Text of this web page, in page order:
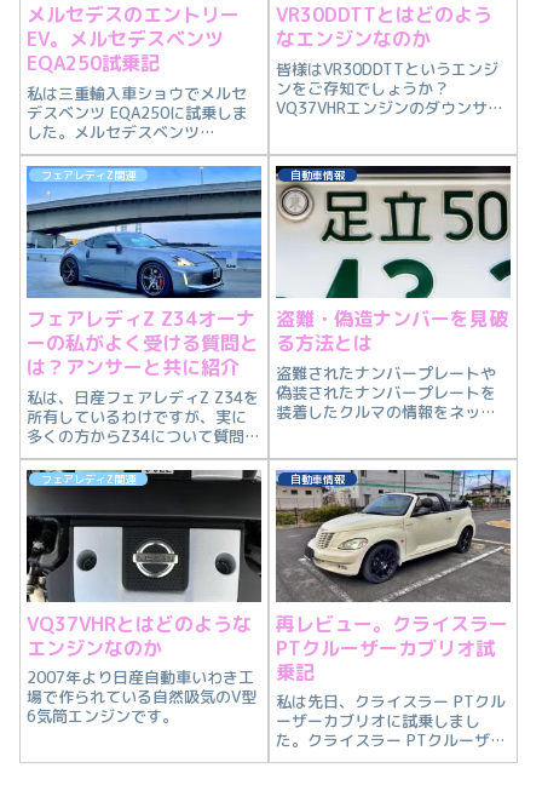
メルセデスのエントリー
EV。メルセデスベンツ
EQA250試乗記
私は三重輸入車ショウでメルセ
デスベンツ EQA250に試乗しま
した。メルセデスベンツ
EQA250がどのようなクルマなの
か私の感想と共に紹介します。
VR30DDTTとはどのよう
なエンジンなのか
皆様はVR30DDTTというエンジ
ンをご存知でしょうか？
VQ37VHRエンジンのダウンサイ
はVR30DDTTのエンジンを紹介
します。
フェアレディZ関連
フェアレディZ Z34オーナ
ーの私がよく受ける質問と
は？アンサーと共に紹介
私は、日産フェアレディZ Z34を
所有しているわけですが、実に
多くの方からZ34について質問を
受けますが、比較的、似た質問
を受けることが多いです。なの
で、今回は日産フェアレディZ
Z34のオーナーである私がよく受
ける質問とその回答をランキン
グ形式で紹介していきます。
自動車情報
盗難・偽造ナンバーを見破
る方法とは
盗難されたナンバープレートや
偽装されたナンバープレートを
装着したクルマの情報をネット
は,様々な危険があるので今回は
盗難・偽造ナンバーを見破る方
法を紹介します。
フェアレディZ関連
VQ37VHRとはどのような
エンジンなのか
2007年より日産自動車いわき工
場で作られている自然吸気のV型
6気筒エンジンです。
自動車情報
再レビュー。クライスラー
PTクルーザーカブリオ試
乗記
私は先日、クライスラー PTクル
ーザーカブリオに試乗しまし
た。クライスラー PTクルーザー
カブリオがどのようなクルマな